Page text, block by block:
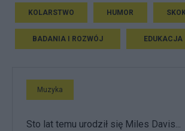
KOLARSTWO HUMOR
BADANIA I ROZWÓJ EDUKACJA
Muzyka
Sto lat temu urodził się Miles Davis...